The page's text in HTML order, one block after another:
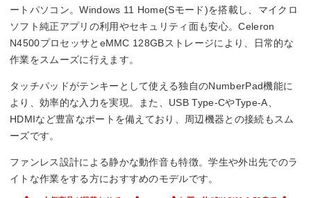
標準4GB(オンボード)/最大4GB[増設・交換不可]
インターフェース
–
Office詳細
–
ートパソコン。Windows 11 Home(Sモード)を搭載し、マイクロ
ソフト純正アプリの利用やセキュリティ面も安心。Celeron
N4500プロセッサとeMMC 128GBストレージにより、日常的な
作業をスムーズに行えます。
タッチパッドがテンキーとして使える独自のNumberPad機能に
より、効率的な入力を実現。また、USB Type-CやType-A、
HDMIなど豊富なポートを備えており、周辺機器との接続もスム
ーズです。
ファンレス設計による静かな動作音も特徴。学生や外出先でのラ
イトな作業をする方におすすめのモデルです。